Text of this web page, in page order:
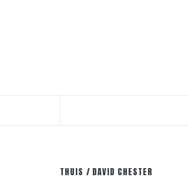
THUIS DAVID CHESTER